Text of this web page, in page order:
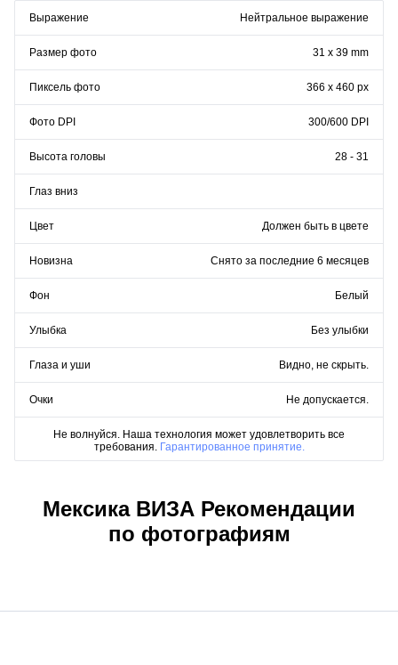
Выражение Нейтральное выражение
Размер фото 31 x 39 mm
Пиксель фото 366 x 460 px
Фото DPI 300/600 DPI
Высота головы 28 - 31
Глаз вниз
Цвет Должен быть в цвете
Новизна Снято за последние 6 месяцев
Фон Белый
Улыбка Без улыбки
Глаза и уши Видно, не скрыть.
Очки Не допускается.
Не волнуйся. Наша технология может удовлетворить все
требования. Гарантированное принятие.
Мексика ВИЗА Рекомендации
по фотографиям